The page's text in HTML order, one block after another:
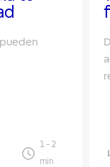
1- 2
min